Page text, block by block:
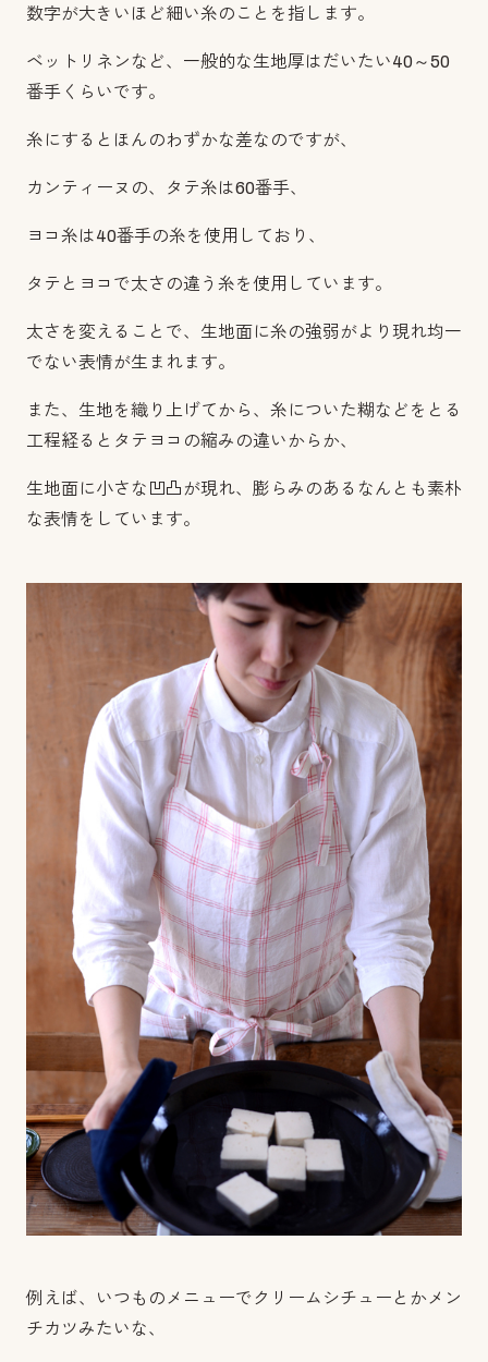
数字が大きいほど細い糸のことを指します。
ベットリネンなど、一般的な生地厚はだいたい40～50
番手くらいです。
糸にするとほんのわずかな差なのですが、
カンティーヌの、タテ糸は60番手、
ヨコ糸は40番手の糸を使用しており、
タテとヨコで太さの違う糸を使用しています。
太さを変えることで、生地面に糸の強弱がより現れ均一
でない表情が生まれます。
また、生地を織り上げてから、糸についた糊などをとる
工程経るとタテヨコの縮みの違いからか、
生地面に小さな凹凸が現れ、膨らみのあるなんとも素朴
な表情をしています。
例えば、いつものメニューでクリームシチューとかメン
チカツみたいな、